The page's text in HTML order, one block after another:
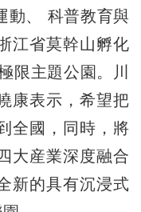
動、 科普教育與
江省莫幹山孵化
限主題公園。川
康表示，希望把
全國，同時，將
大産業深度融合
新的具有沉浸式